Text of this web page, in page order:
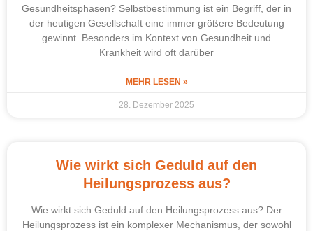
Gesundheitsphasen? Selbstbestimmung ist ein Begriff, der in
der heutigen Gesellschaft eine immer größere Bedeutung
gewinnt. Besonders im Kontext von Gesundheit und
Krankheit wird oft darüber
MEHR LESEN »
28. Dezember 2025
Wie wirkt sich Geduld auf den
Heilungsprozess aus?
Wie wirkt sich Geduld auf den Heilungsprozess aus? Der
Heilungsprozess ist ein komplexer Mechanismus, der sowohl